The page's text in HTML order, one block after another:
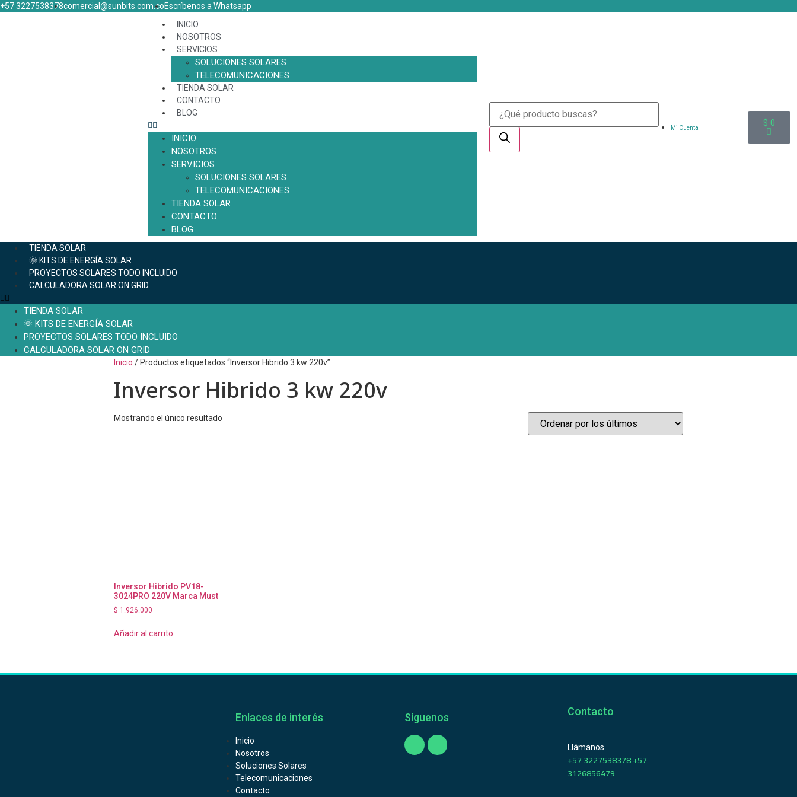
+57 3227538378comercial@sunbits.com.coEscríbenos a Whatsapp
INICIO
NOSOTROS
SERVICIOS
SOLUCIONES SOLARES
TELECOMUNICACIONES
TIENDA SOLAR
CONTACTO
BLOG
INICIO
NOSOTROS
SERVICIOS
SOLUCIONES SOLARES
TELECOMUNICACIONES
TIENDA SOLAR
CONTACTO
BLOG
Mi Cuenta $ 0
TIENDA SOLAR
🌞 KITS DE ENERGÍA SOLAR
PROYECTOS SOLARES TODO INCLUIDO
CALCULADORA SOLAR ON GRID
TIENDA SOLAR
🌞 KITS DE ENERGÍA SOLAR
PROYECTOS SOLARES TODO INCLUIDO
CALCULADORA SOLAR ON GRID
Inicio / Productos etiquetados “Inversor Hibrido 3 kw 220v”
Inversor Hibrido 3 kw 220v
Mostrando el único resultado
Inversor Hibrido PV18-
3024PRO 220V Marca Must
$ 1.926.000
Añadir al carrito
Enlaces de interés
Inicio
Nosotros
Soluciones Solares
Telecomunicaciones
Contacto
Síguenos Contacto
Llámanos
+57 3227538378 +57
3126856479